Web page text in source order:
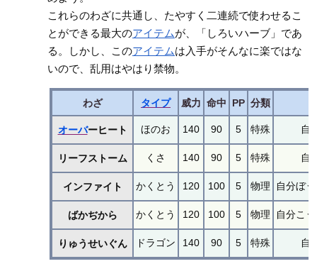
これらのわざに共通し、たやすく二連続で使わせるこ
とができる最大のアイテムが、「しろいハーブ」であ
る。しかし、このアイテムは入手がそんなに楽ではな
いので、乱用はやはり禁物。
わざ タイプ 威力 命中 PP 分類
オーバーヒート ほのお 140 90 5 特殊 自
リーフストーム くさ 140 90 5 特殊 自
インファイト かくとう 120 100 5 物理 自分ぼ
ばかぢから かくとう 120 100 5 物理 自分こ
りゅうせいぐん ドラゴン 140 90 5 特殊 自